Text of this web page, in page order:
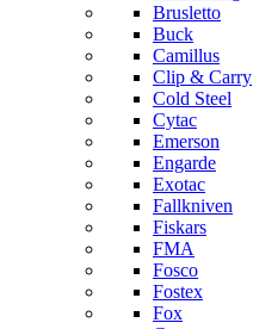
Brusletto
Buck
Camillus
Clip & Carry
Cold Steel
Cytac
Emerson
Engarde
Exotac
Fallkniven
Fiskars
FMA
Fosco
Fostex
Fox